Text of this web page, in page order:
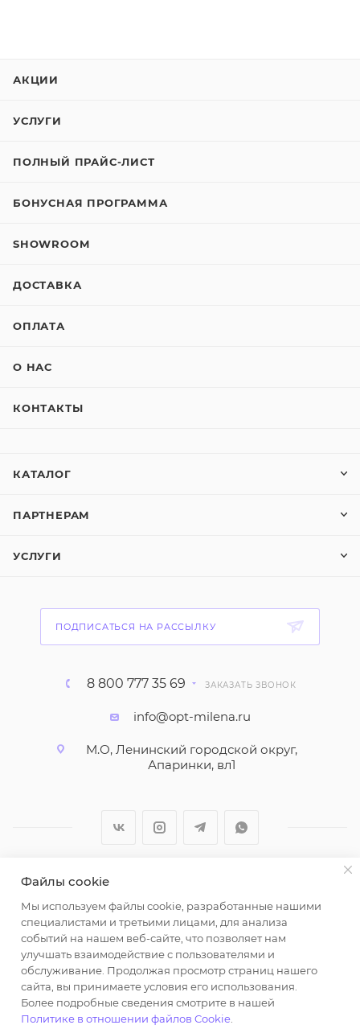
АКЦИИ
УСЛУГИ
ПОЛНЫЙ ПРАЙС-ЛИСТ
БОНУСНАЯ ПРОГРАММА
SHOWROOM
ДОСТАВКА
ОПЛАТА
О НАС
КОНТАКТЫ
КАТАЛОГ
ПАРТНЕРАМ
УСЛУГИ
ПОДПИСАТЬСЯ НА РАССЫЛКУ
8 800 777 35 69 ЗАКАЗАТЬ ЗВОНОК
info@opt-milena.ru
М.О, Ленинский городской округ,
Апаринки, вл1
2026 © ООО "Вайт Текстиль групп"
Любая информация на сайте носит справочный
характер и не является публичной офертой
определяемой положениями пункта 2 статьи 437
Гражданского кодекса Российской Федерации.
Использование любых материалов, опубликованных
на https://opt-milena.ru, допустимо только при
Файлы cookie
Мы используем файлы cookie, разработанные нашими
специалистами и третьими лицами, для анализа
событий на нашем веб-сайте, что позволяет нам
улучшать взаимодействие с пользователями и
обслуживание. Продолжая просмотр страниц нашего
сайта, вы принимаете условия его использования.
Более подробные сведения смотрите в нашей
Политике в отношении файлов Cookie